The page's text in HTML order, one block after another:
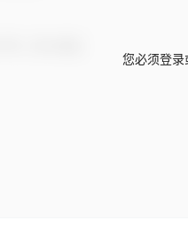
您必须登